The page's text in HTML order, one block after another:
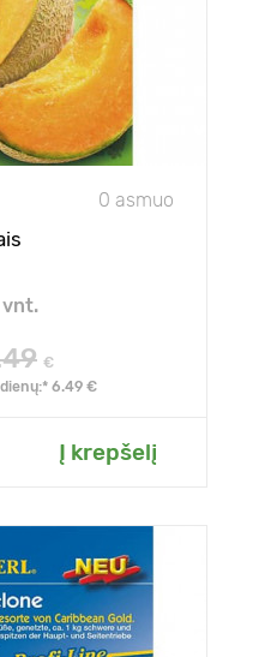
0 asmuo
vnt.
€
6.49 €
Į krepšelį